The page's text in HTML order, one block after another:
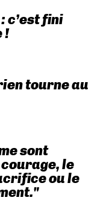
c’est fini
!
tourne au
sont
le
ou le